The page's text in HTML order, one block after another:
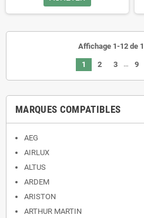
MARQUES COMPATIBLES
AEG
AIRLUX
ALTUS
ARDEM
ARISTON
ARTHUR MARTIN
Affichage 1-12 de
1 2 3 … 9